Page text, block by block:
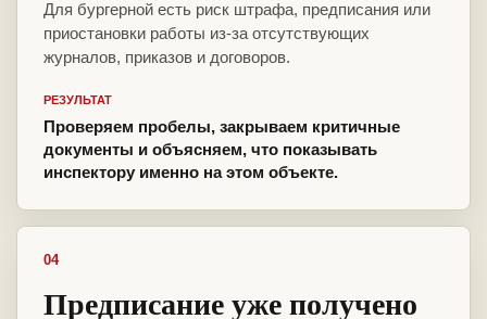
Для бургерной есть риск штрафа, предписания или
приостановки работы из-за отсутствующих
журналов, приказов и договоров.
РЕЗУЛЬТАТ
Проверяем пробелы, закрываем критичные
документы и объясняем, что показывать
инспектору именно на этом объекте.
04
Предписание уже получено